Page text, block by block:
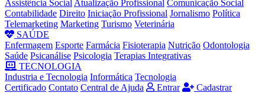
Assistência Social Atualização Profissional Comunicação Social
Contabilidade Direito Iniciação Profissional Jornalismo Política
Telemarketing Marketing Turismo Veterinária
SAÚDE
Enfermagem Esporte Farmácia Fisioterapia Nutrição Odontologia
Saúde Psicanálise Psicologia Terapias Integrativas
TECNOLOGIA
Industria e Tecnologia Informática Tecnologia
Certificado Contato Central de Ajuda Entrar Cadastrar